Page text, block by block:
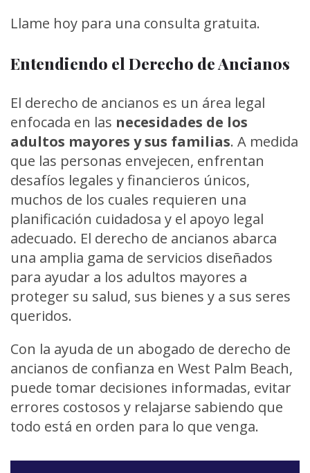
Llame hoy para una consulta gratuita.
Entendiendo el Derecho de Ancianos
El derecho de ancianos es un área legal
enfocada en las necesidades de los
adultos mayores y sus familias. A medida
que las personas envejecen, enfrentan
desafíos legales y financieros únicos,
muchos de los cuales requieren una
planificación cuidadosa y el apoyo legal
adecuado. El derecho de ancianos abarca
una amplia gama de servicios diseñados
para ayudar a los adultos mayores a
proteger su salud, sus bienes y a sus seres
queridos.
Con la ayuda de un abogado de derecho de
ancianos de confianza en West Palm Beach,
puede tomar decisiones informadas, evitar
errores costosos y relajarse sabiendo que
todo está en orden para lo que venga.